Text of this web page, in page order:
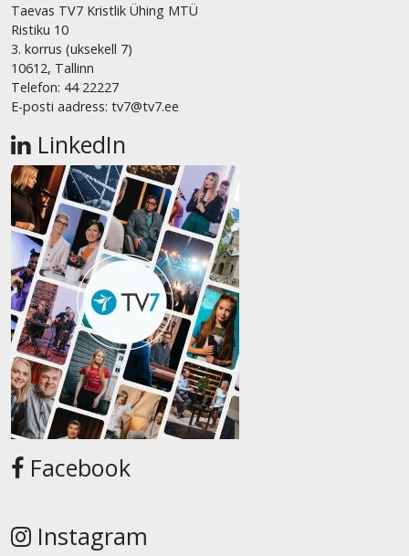
Taevas TV7 Kristlik Ühing MTÜ
Ristiku 10
3. korrus (uksekell 7)
10612, Tallinn
Telefon: 44 22227
E-posti aadress: tv7@tv7.ee
LinkedIn
Facebook
Instagram